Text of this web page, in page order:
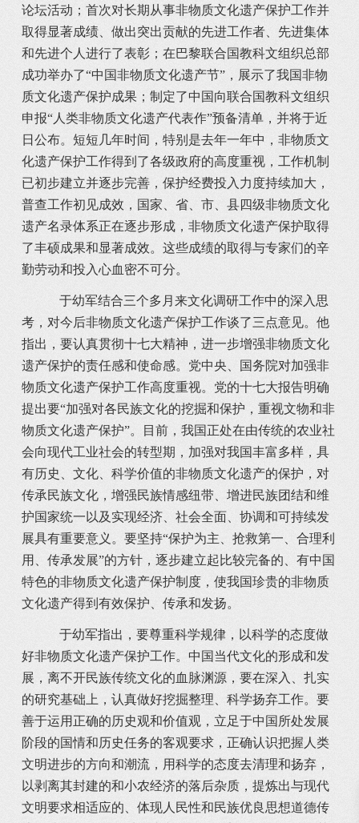
论坛活动；首次对长期从事非物质文化遗产保护工作并
取得显著成绩、做出突出贡献的先进工作者、先进集体
和先进个人进行了表彰；在巴黎联合国教科文组织总部
成功举办了“中国非物质文化遗产节”，展示了我国非物
质文化遗产保护成果；制定了中国向联合国教科文组织
申报“人类非物质文化遗产代表作”预备清单，并将于近
日公布。短短几年时间，特别是去年一年中，非物质文
化遗产保护工作得到了各级政府的高度重视，工作机制
已初步建立并逐步完善，保护经费投入力度持续加大，
普查工作初见成效，国家、省、市、县四级非物质文化
遗产名录体系正在逐步形成，非物质文化遗产保护取得
了丰硕成果和显著成效。这些成绩的取得与专家们的辛
勤劳动和投入心血密不可分。
于幼军结合三个多月来文化调研工作中的深入思
考，对今后非物质文化遗产保护工作谈了三点意见。他
指出，要认真贯彻十七大精神，进一步增强非物质文化
遗产保护的责任感和使命感。党中央、国务院对加强非
物质文化遗产保护工作高度重视。党的十七大报告明确
提出要“加强对各民族文化的挖掘和保护，重视文物和非
物质文化遗产保护”。目前，我国正处在由传统的农业社
会向现代工业社会的转型期，加强对我国丰富多样，具
有历史、文化、科学价值的非物质文化遗产的保护，对
传承民族文化，增强民族情感纽带、增进民族团结和维
护国家统一以及实现经济、社会全面、协调和可持续发
展具有重要意义。要坚持“保护为主、抢救第一、合理利
用、传承发展”的方针，逐步建立起比较完备的、有中国
特色的非物质文化遗产保护制度，使我国珍贵的非物质
文化遗产得到有效保护、传承和发扬。
于幼军指出，要尊重科学规律，以科学的态度做
好非物质文化遗产保护工作。中国当代文化的形成和发
展，离不开民族传统文化的血脉渊源，要在深入、扎实
的研究基础上，认真做好挖掘整理、科学扬弃工作。要
善于运用正确的历史观和价值观，立足于中国所处发展
阶段的国情和历史任务的客观要求，正确认识把握人类
文明进步的方向和潮流，用科学的态度去清理和扬弃，
以剥离其封建的和小农经济的落后杂质，提炼出与现代
文明要求相适应的、体现人民性和民族优良思想道德传